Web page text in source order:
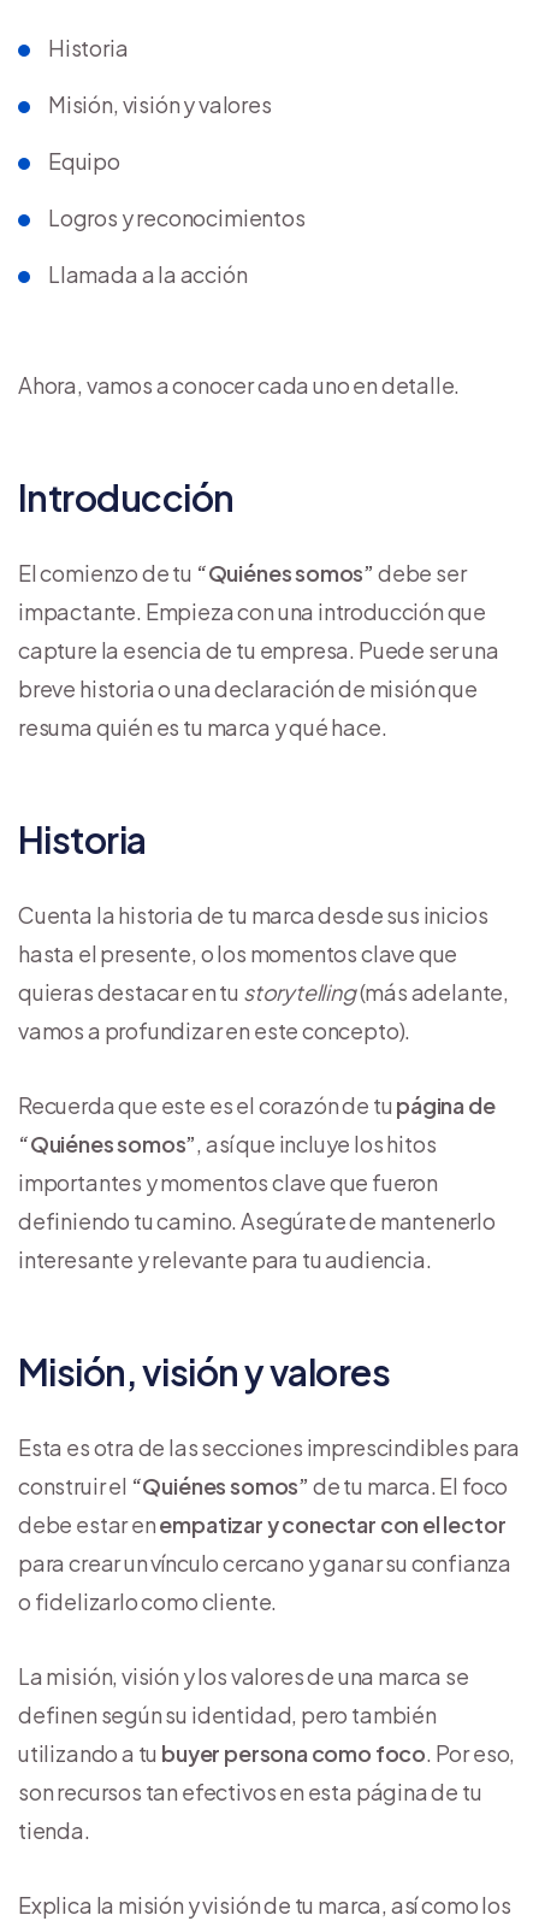
Historia
Misión, visión y valores
Equipo
Logros y reconocimientos
Llamada a la acción
Ahora, vamos a conocer cada uno en detalle.
Introducción
El comienzo de tu “Quiénes somos” debe ser
impactante. Empieza con una introducción que
capture la esencia de tu empresa. Puede ser una
breve historia o una declaración de misión que
resuma quién es tu marca y qué hace.
Historia
Cuenta la historia de tu marca desde sus inicios
hasta el presente, o los momentos clave que
quieras destacar en tu storytelling(más adelante,
vamos a profundizar en este concepto).
Recuerda que este es el corazón de tu página de
“Quiénes somos”, así que incluye los hitos
importantes y momentos clave que fueron
definiendo tu camino. Asegúrate de mantenerlo
interesante y relevante para tu audiencia.
Misión, visión y valores
Esta es otra de las secciones imprescindibles para
construir el “Quiénes somos” de tu marca. El foco
debe estar enempatizar y conectar con el lector
para crear un vínculo cercano y ganar su confianza
o fidelizarlo como cliente.
La misión, visión y los valores de una marca se
definen según su identidad, pero también
utilizando a tu buyer persona como foco. Por eso,
son recursos tan efectivos en esta página de tu
tienda.
Explica la misión y visión de tu marca, así como los